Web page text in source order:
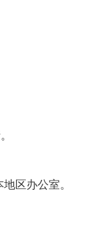
区办公室。